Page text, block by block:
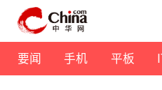
要闻 手机 平板